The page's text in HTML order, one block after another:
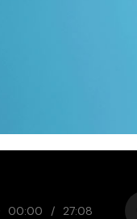
00:00 / 27:08